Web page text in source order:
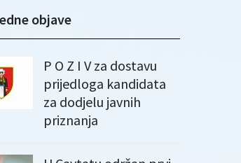
objave
P O Z I V za dostavu
prijedloga kandidata
za dodjelu javnih
priznanja